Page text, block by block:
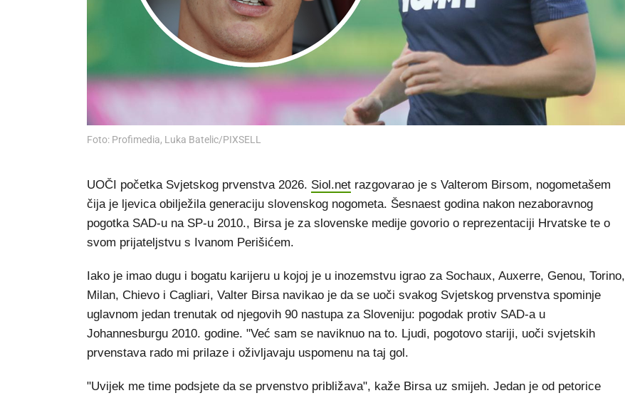
Foto: Profimedia, Luka Batelic/PIXSELL
UOČI početka Svjetskog prvenstva 2026. Siol.net razgovarao je s Valterom Birsom, nogometašem
čija je ljevica obilježila generaciju slovenskog nogometa. Šesnaest godina nakon nezaboravnog
pogotka SAD-u na SP-u 2010., Birsa je za slovenske medije govorio o reprezentaciji Hrvatske te o
svom prijateljstvu s Ivanom Perišićem.
Iako je imao dugu i bogatu karijeru u kojoj je u inozemstvu igrao za Sochaux, Auxerre, Genou, Torino,
Milan, Chievo i Cagliari, Valter Birsa navikao je da se uoči svakog Svjetskog prvenstva spominje
uglavnom jedan trenutak od njegovih 90 nastupa za Sloveniju: pogodak protiv SAD-a u
Johannesburgu 2010. godine. "Već sam se naviknuo na to. Ljudi, pogotovo stariji, uoči svjetskih
prvenstava rado mi prilaze i oživljavaju uspomenu na taj gol.
"Uvijek me time podsjete da se prvenstvo približava", kaže Birsa uz smijeh. Jedan je od petorice